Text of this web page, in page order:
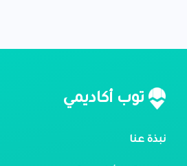
توب أكاديمي
نبذة عنا